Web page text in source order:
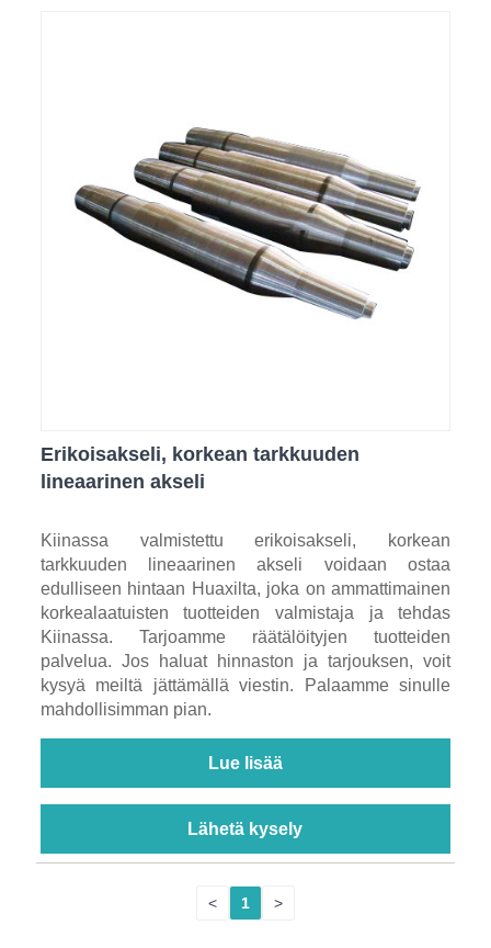
Erikoisakseli, korkean tarkkuuden
lineaarinen akseli
Kiinassa valmistettu erikoisakseli, korkean
tarkkuuden lineaarinen akseli voidaan ostaa
edulliseen hintaan Huaxilta, joka on ammattimainen
korkealaatuisten tuotteiden valmistaja ja tehdas
Kiinassa. Tarjoamme räätälöityjen tuotteiden
palvelua. Jos haluat hinnaston ja tarjouksen, voit
kysyä meiltä jättämällä viestin. Palaamme sinulle
mahdollisimman pian.
Lue lisää
Lähetä kysely
< 1 >